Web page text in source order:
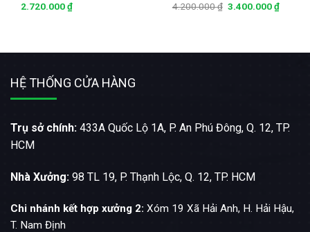
2.720.000₫
4.200.000₫ 3.400.000₫
HỆ THỐNG CỬA HÀNG
Trụ sở chính: 433A Quốc Lộ 1A, P. An Phú Đông, Q. 12, TP.
HCM
Nhà Xưởng: 98 TL 19, P. Thạnh Lộc, Q. 12, TP. HCM
Chi nhánh kết hợp xưởng 2: Xóm 19 Xã Hải Anh, H. Hải Hậu,
T. Nam Định